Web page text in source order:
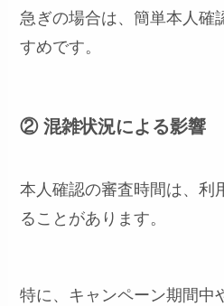
急ぎの場合は、簡単本人確
すめです。
② 混雑状況による影響
本人確認の審査時間は、利
ることがあります。
特に、キャンペーン期間中